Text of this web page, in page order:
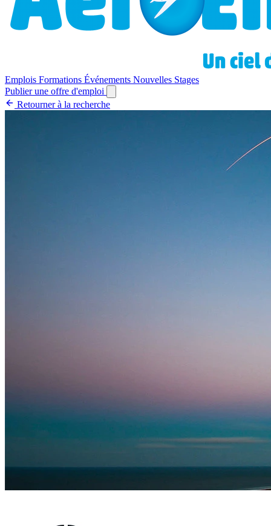
Emplois Formations Événements Nouvelles Stages
Publier une offre d'emploi
Retourner à la recherche